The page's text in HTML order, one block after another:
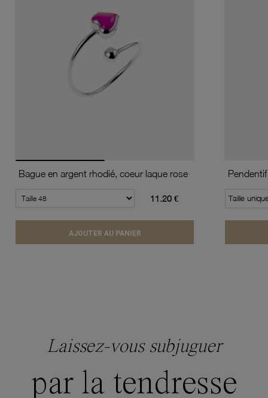
Bague en argent rhodié, coeur laque rose
11.20 €
AJOUTER AU PANIER
Taille
Laissez-vous subjuguer
par la tendresse